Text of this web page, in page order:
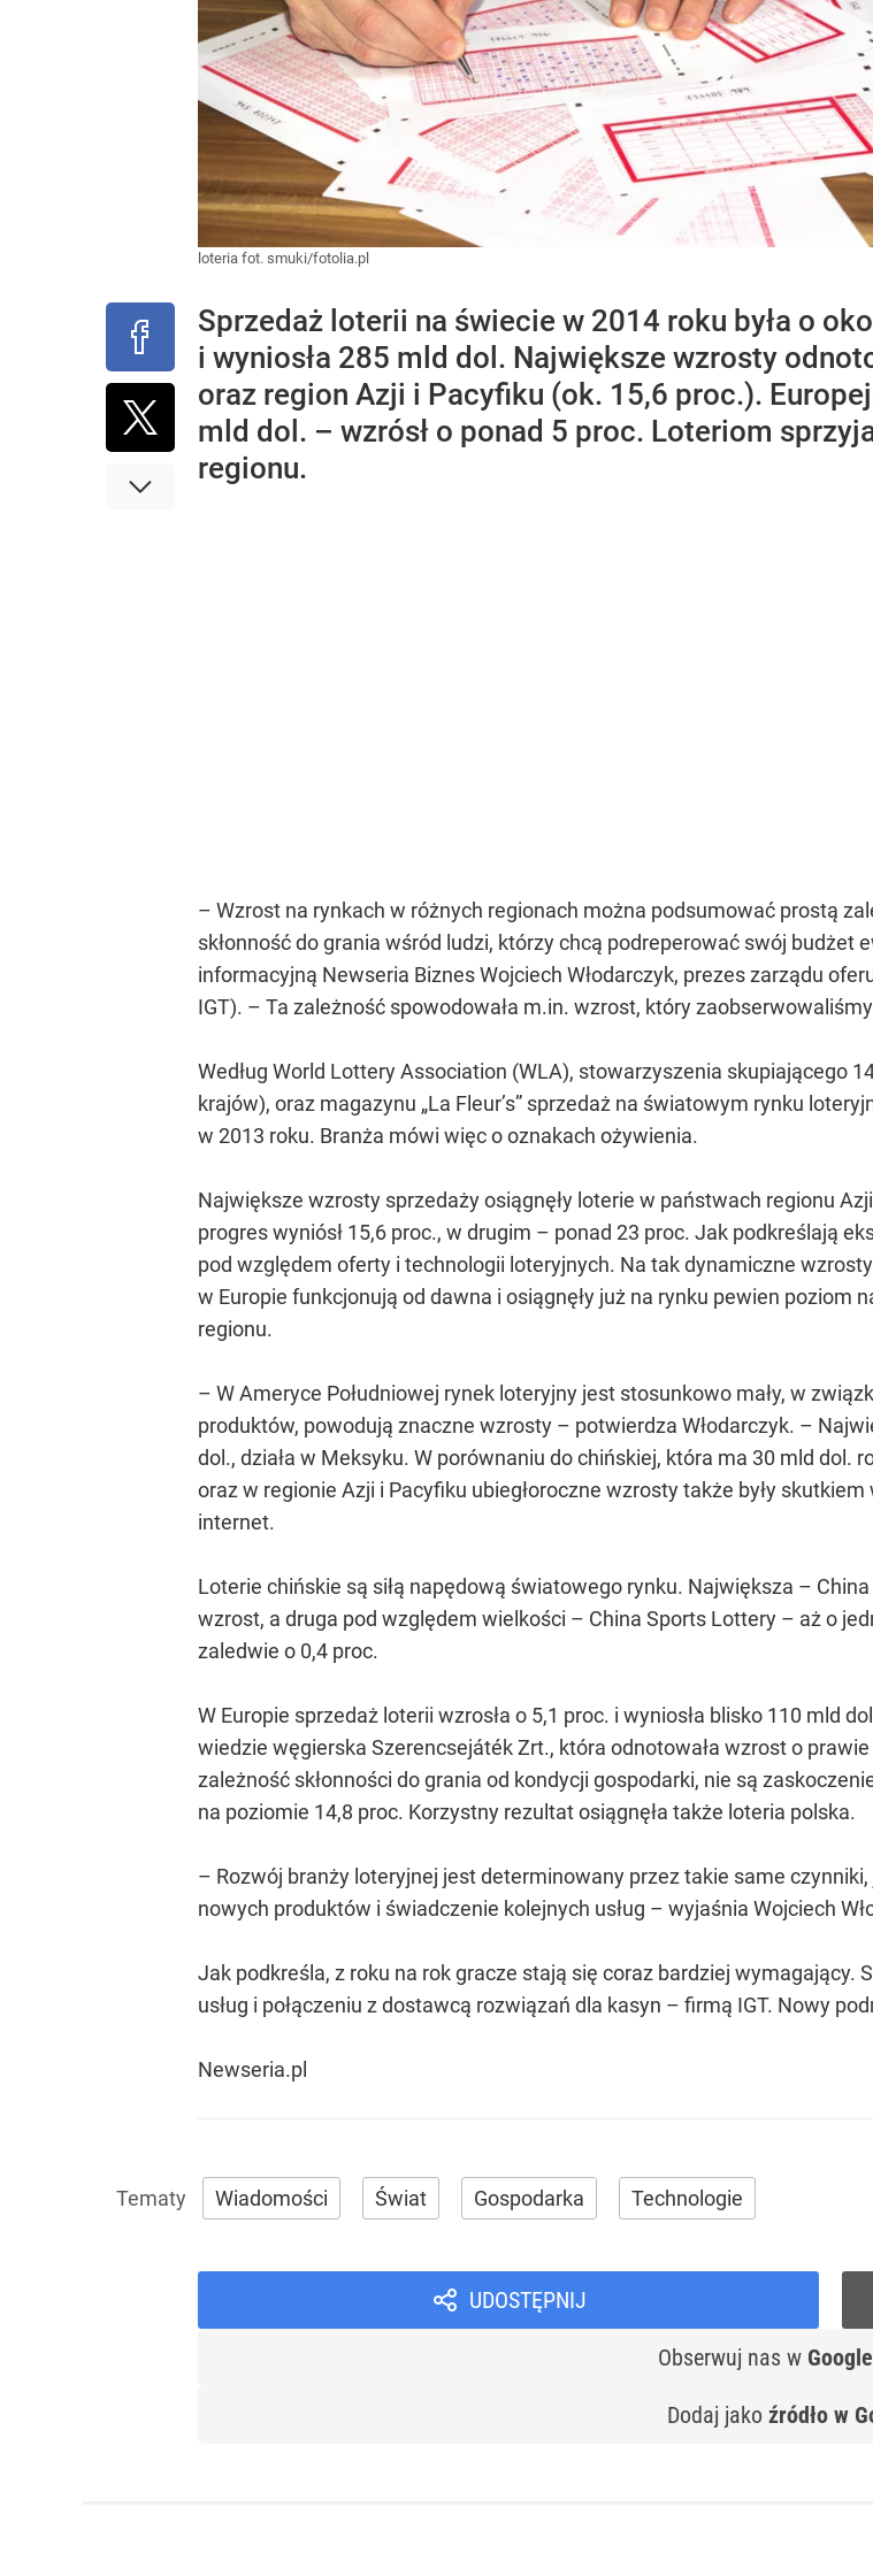
loteria fot. smuki/fotolia.pl
Sprzedaż loterii na świecie w 2014 roku była o
i wyniosła 285 mld dol. Największe wzrosty
oraz region Azji i Pacyfiku (ok. 15,6 proc.).
mld dol. – wzrósł o ponad 5 proc. Loteriom
regionu.
– Wzrost na rynkach w różnych regionach można podsumować prostą
skłonność do grania wśród ludzi, którzy chcą podreperować swój
informacyjną Newseria Biznes Wojciech Włodarczyk, prezes zarządu
IGT). – Ta zależność spowodowała m.in. wzrost, który
Według World Lottery Association (WLA), stowarzyszenia skupiającego
krajów), oraz magazynu „La Fleur’s” sprzedaż na światowym rynku
w 2013 roku. Branża mówi więc o oznakach ożywienia.
Największe wzrosty sprzedaży osiągnęły loterie w państwach regionu
progres wyniósł 15,6 proc., w drugim – ponad 23 proc. Jak podkreślają
pod względem oferty i technologii loteryjnych. Na tak dynamiczne
w Europie funkcjonują od dawna i osiągnęły już na rynku pewien
regionu.
– W Ameryce Południowej rynek loteryjny jest stosunkowo mały, w
produktów, powodują znaczne wzrosty – potwierdza Włodarczyk. –
dol., działa w Meksyku. W porównaniu do chińskiej, która ma 30 mld dol.
oraz w regionie Azji i Pacyfiku ubiegłoroczne wzrosty także były
internet.
Loterie chińskie są siłą napędową światowego rynku. Największa –
wzrost, a druga pod względem wielkości – China Sports Lottery – aż o
zaledwie o 0,4 proc.
W Europie sprzedaż loterii wzrosła o 5,1 proc. i wyniosła blisko 110 mld
wiedzie węgierska Szerencsejáték Zrt., która odnotowała wzrost o
zależność skłonności do grania od kondycji gospodarki, nie są
na poziomie 14,8 proc. Korzystny rezultat osiągnęła także loteria polska.
– Rozwój branży loteryjnej jest determinowany przez takie same
nowych produktów i świadczenie kolejnych usług – wyjaśnia Wojciech
Jak podkreśla, z roku na rok gracze stają się coraz bardziej wymagający.
usług i połączeniu z dostawcą rozwiązań dla kasyn – firmą IGT. Nowy
Newseria.pl
Wiadomości Świat Gospodarka Technologie
UDOSTĘPNIJ
Obserwuj nas w
Dodaj jako źródło w